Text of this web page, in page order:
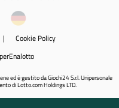
Cookie Policy
ed è gestito da Giochi24 S.r.l. Unipersonale
di Lotto.com Holdings LTD.